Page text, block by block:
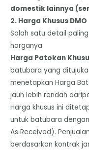
domestik lainnya
​2. Harga Khusus DMO
​Salah satu detail
harganya:
​Harga Patokan
batubara yang
menetapkan Harga
jauh lebih rendah
​Harga khusus ini
untuk batubara
As Received).
berdasarkan kontrak